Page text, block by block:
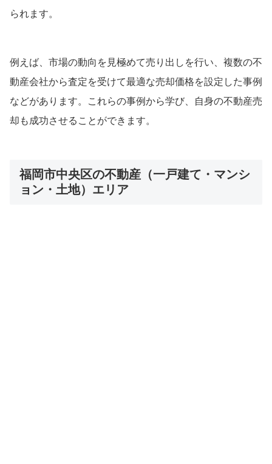
られます。
例えば、市場の動向を見極めて売り出しを行い、複数の不
動産会社から査定を受けて最適な売却価格を設定した事例
などがあります。これらの事例から学び、自身の不動産売
却も成功させることができます。
福岡市中央区の不動産（一戸建て・マンシ
ョン・土地）エリア